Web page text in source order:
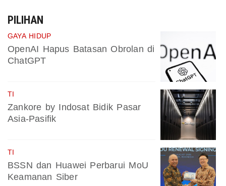
PILIHAN
GAYA HIDUP
OpenAI Hapus Batasan Obrolan di
ChatGPT
TI
Zankore by Indosat Bidik Pasar
Asia-Pasifik
TI
BSSN dan Huawei Perbarui MoU
Keamanan Siber